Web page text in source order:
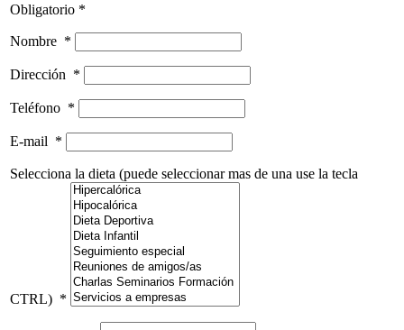
Obligatorio *
Nombre *
Dirección *
Teléfono *
E-mail *
Selecciona la dieta (puede seleccionar mas de una use la tecla
CTRL) *